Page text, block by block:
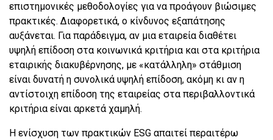
επιστημονικές μεθοδολογίες για να προάγουν βιώσιμες
πρακτικές. Διαφορετικά, ο κίνδυνος εξαπάτησης
αυξάνεται. Για παράδειγμα, αν μια εταιρεία διαθέτει
υψηλή επίδοση στα κοινωνικά κριτήρια και στα κριτήρια
εταιρικής διακυβέρνησης, με «κατάλληλη» στάθμιση
είναι δυνατή η συνολικά υψηλή επίδοση, ακόμη κι αν η
αντίστοιχη επίδοση της εταιρείας στα περιβαλλοντικά
κριτήρια είναι αρκετά χαμηλή.
Η ενίσχυση των πρακτικών ESG απαιτεί περαιτέρω